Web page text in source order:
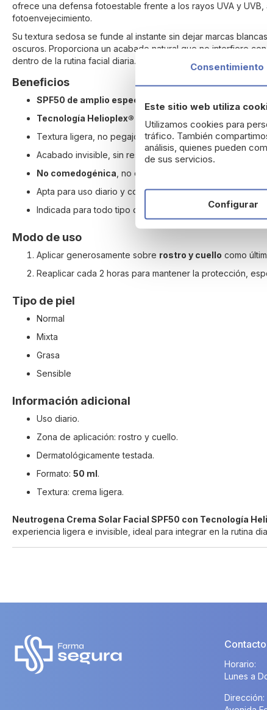
ofrece una defensa fotoestable frente a los rayos UVA y
fotoenvejecimiento.
Su textura sedosa se funde al instante sin dejar marcas
oscuros. Proporciona un acabado natural que no interfiere
dentro de la rutina facial diaria.
Beneficios
SPF50 de amplio espectro
Tecnología Helioplex®
Textura ligera, no pegajosa y de rápida absorción.
Acabado invisible, sin residuos blancos.
No comedogénica , no obstruye los poros.
Apta para uso diario y compatible con maquillaje.
Indicada para todo tipo de piel, incluida mixta o grasa.
Modo de uso
Aplicar generosamente sobre rostro y cuello como
Reaplicar cada 2 horas para mantener la protección,
Tipo de piel
Normal
Mixta
Grasa
Sensible
Información adicional
Uso diario.
Zona de aplicación: rostro y cuello.
Dermatológicamente testada.
Formato: 50 ml.
Textura: crema ligera.
Neutrogena Crema Solar Facial SPF50 con Tecnología
experiencia ligera e invisible, ideal para integrar en la rutina
Consentimiento
Este sitio web utiliza
Utilizamos cookies para
tráfico. También
análisis, quienes pueden
de sus servicios.
Configurar
Contacto
Horario:
Lunes a
Dirección: